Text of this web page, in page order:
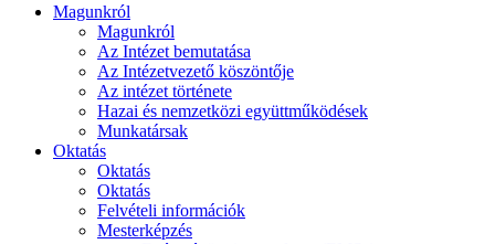
Magunkról
Magunkról
Az Intézet bemutatása
Az Intézetvezető köszöntője
Az intézet története
Hazai és nemzetközi együttműködések
Munkatársak
Oktatás
Oktatás
Oktatás
Felvételi információk
Mesterképzés